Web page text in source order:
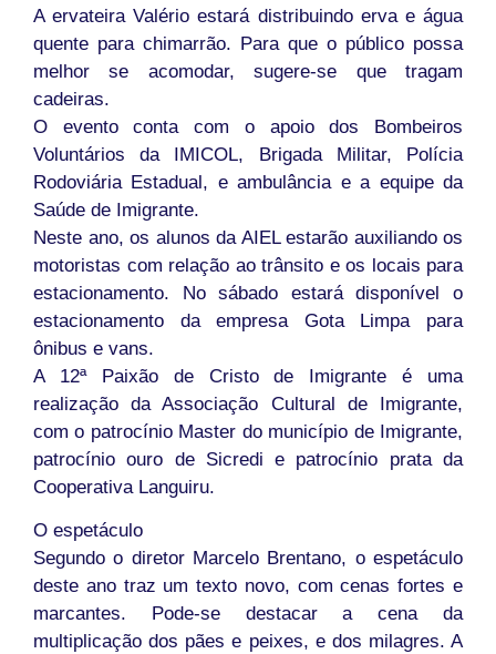
A ervateira Valério estará distribuindo erva e água
quente para chimarrão. Para que o público possa
melhor se acomodar, sugere-se que tragam
cadeiras.
O evento conta com o apoio dos Bombeiros
Voluntários da IMICOL, Brigada Militar, Polícia
Rodoviária Estadual, e ambulância e a equipe da
Saúde de Imigrante.
Neste ano, os alunos da AIEL estarão auxiliando os
motoristas com relação ao trânsito e os locais para
estacionamento. No sábado estará disponível o
estacionamento da empresa Gota Limpa para
ônibus e vans.
A 12ª Paixão de Cristo de Imigrante é uma
realização da Associação Cultural de Imigrante,
com o patrocínio Master do município de Imigrante,
patrocínio ouro de Sicredi e patrocínio prata da
Cooperativa Languiru.
O espetáculo
Segundo o diretor Marcelo Brentano, o espetáculo
deste ano traz um texto novo, com cenas fortes e
marcantes. Pode-se destacar a cena da
multiplicação dos pães e peixes, e dos milagres. A